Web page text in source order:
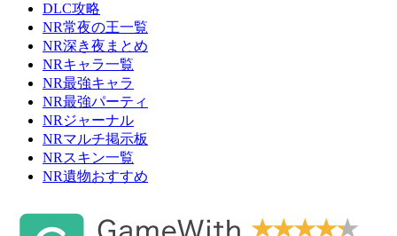
DLC攻略
NR常夜の王一覧
NR深き夜まとめ
NRキャラ一覧
NR最強キャラ
NR最強パーティ
NRジャーナル
NRマルチ掲示板
NRスキン一覧
NR遺物おすすめ